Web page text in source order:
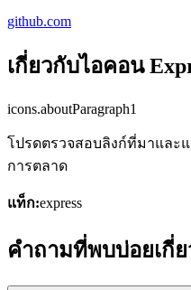
github.com
เกี่ยวกับไอคอน
icons.aboutParagraph1
โปรดตรวจสอบลิงก์ที่มาและ
การตลาด
แท็ก:express
คำถามที่พบบ่อยเกี่